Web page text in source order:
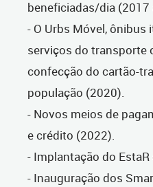
beneficiadas/dia (2017
- O Urbs Móvel, ônibus
serviços do transporte
confecção do cartão-
população (2020).
- Novos meios de
e crédito (2022).
- Implantação do
- Inauguração dos